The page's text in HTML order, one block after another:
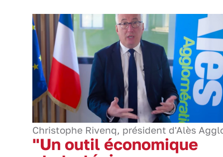
Christophe Rivenq, président d'Alès
"Un outil économique